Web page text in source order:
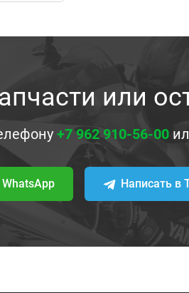
или
+7 962 910-56-00
Написать в